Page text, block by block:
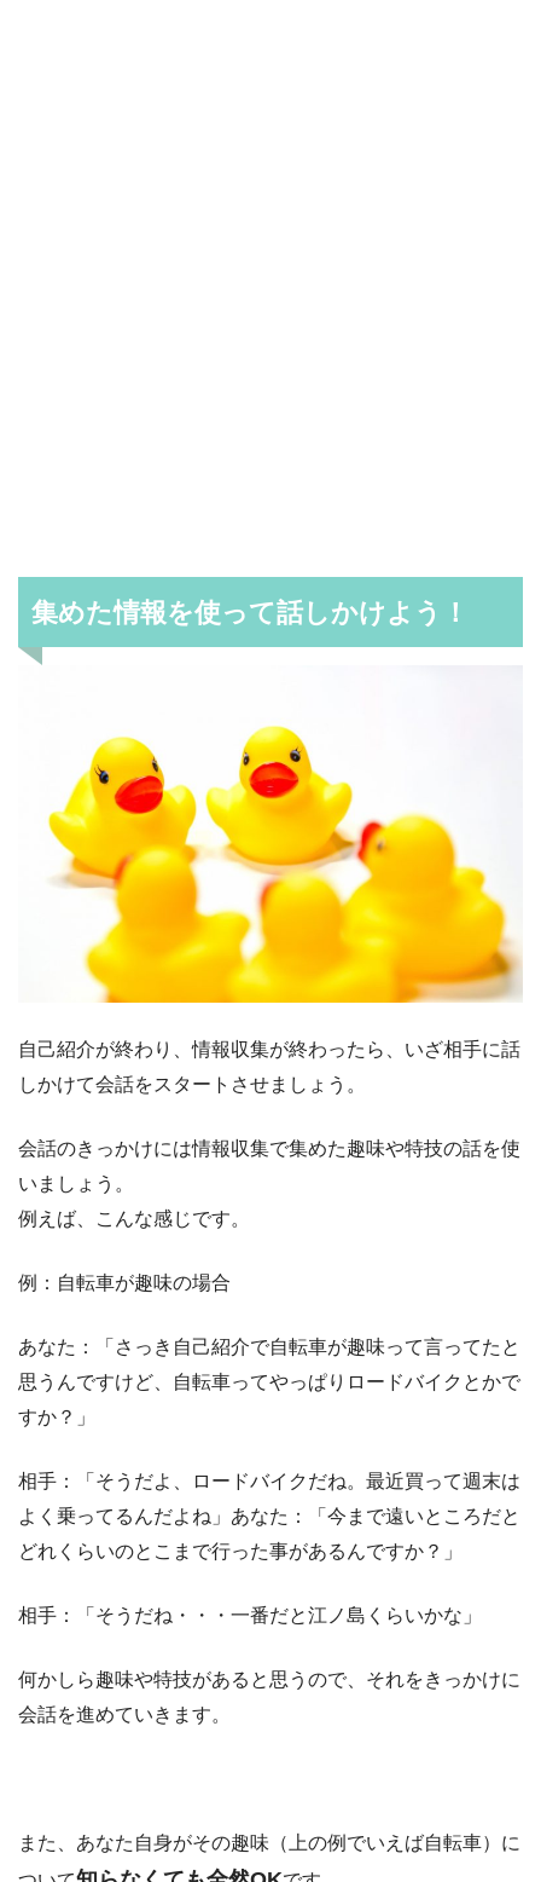
集めた情報を使って話しかけよう！
自己紹介が終わり、情報収集が終わったら、いざ相手に話
しかけて会話をスタートさせましょう。
会話のきっかけには情報収集で集めた趣味や特技の話を使
いましょう。
例えば、こんな感じです。
例：自転車が趣味の場合
あなた：「さっき自己紹介で自転車が趣味って言ってたと
思うんですけど、自転車ってやっぱりロードバイクとかで
すか？」
相手：「そうだよ、ロードバイクだね。最近買って週末は
よく乗ってるんだよね」あなた：「今まで遠いところだと
どれくらいのとこまで行った事があるんですか？」
相手：「そうだね・・・一番だと江ノ島くらいかな」
何かしら趣味や特技があると思うので、それをきっかけに
会話を進めていきます。
また、あなた自身がその趣味（上の例でいえば自転車）に